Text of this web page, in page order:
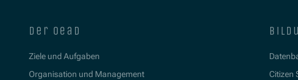
der oead
Ziele und Aufgaben
Organisation und Management
Citizen